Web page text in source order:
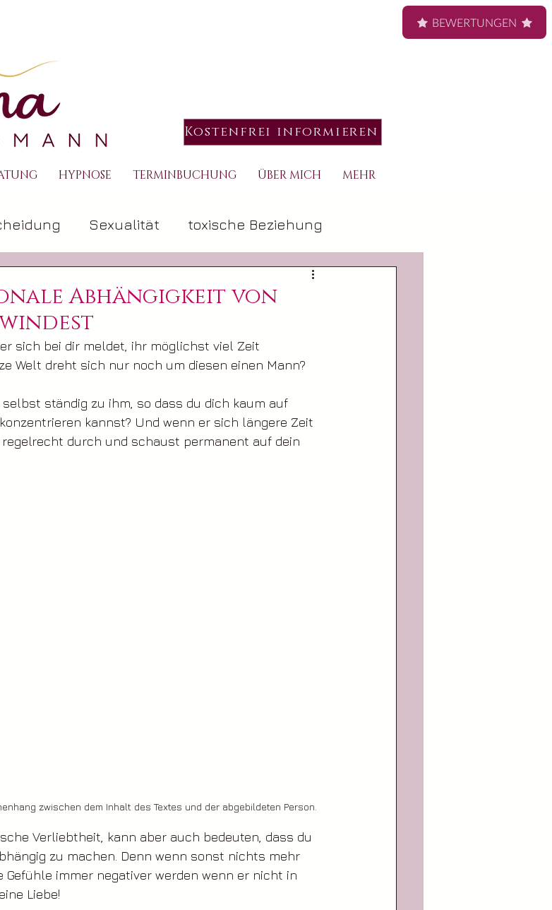
Kostenfrei informieren
HYPNOSE TERMINBUCHUNG ÜBER MICH MEHR
Sexualität toxische Beziehung
Abhängigkeit von
sich bei dir meldet, ihr möglichst viel Zeit
Welt dreht sich nur noch um diesen einen Mann?
selbst ständig zu ihm, so dass du dich kaum auf
kannst? Und wenn er sich längere Zeit
durch und schaust permanent auf dein
zwischen dem Inhalt des Textes und der abgebildeten Person.
Verliebtheit, kann aber auch bedeuten, dass du
zu machen. Denn wenn sonst nichts mehr
Gefühle immer negativer werden wenn er nicht in
Liebe!
BEWERTUNGEN